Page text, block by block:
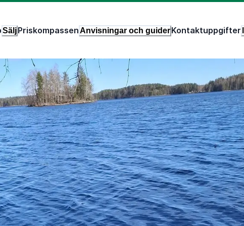
SäljPriskompassenAnvisningar och guiderKontaktuppgifter